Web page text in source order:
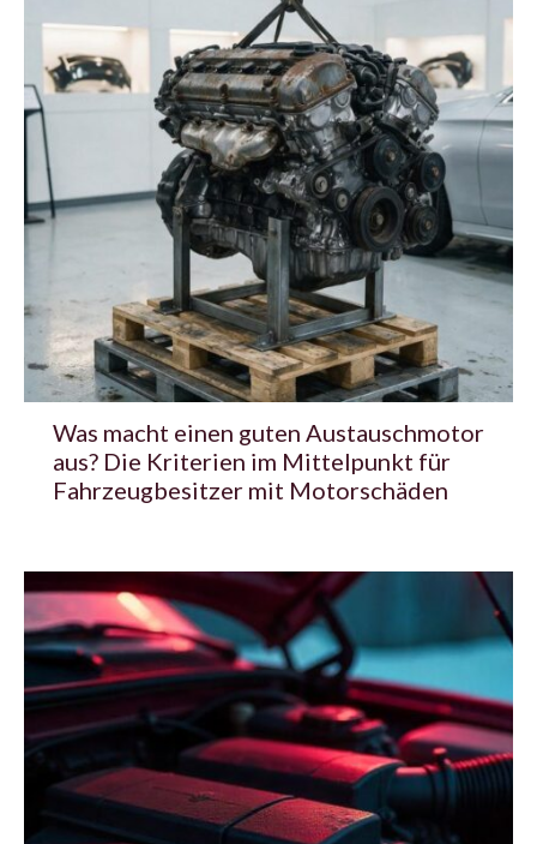
Was macht einen guten Austauschmotor
aus? Die Kriterien im Mittelpunkt für
Fahrzeugbesitzer mit Motorschäden